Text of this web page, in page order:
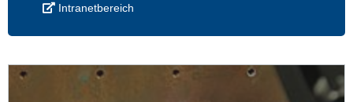
Intranetbereich